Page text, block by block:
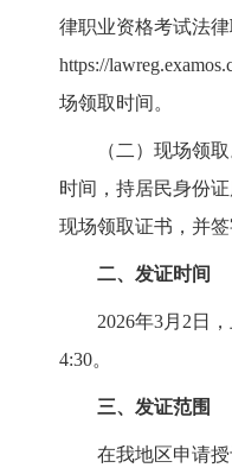
律职业资格考试法律
https://
场领取时间。
（二）现场领
时间，持居民身份
现场领取证书，并签
二、发证时间
2026年3月2日
4:30。
三、发证范围
在我地区申请